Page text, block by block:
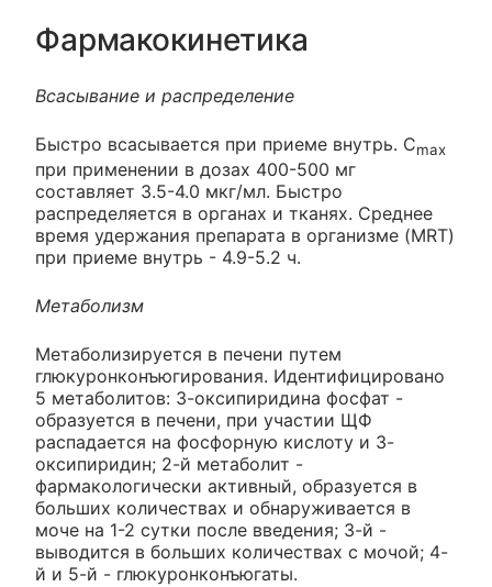
Фармакокинетика
Всасывание и распределение
Быстро всасывается при приеме внутрь. Cmax
при применении в дозах 400-500 мг
составляет 3.5-4.0 мкг/мл. Быстро
распределяется в органах и тканях. Среднее
время удержания препарата в организме (MRT)
при приеме внутрь - 4.9-5.2 ч.
Метаболизм
Метаболизируется в печени путем
глюкуронконъюгирования. Идентифицировано
5 метаболитов: 3-оксипиридина фосфат -
образуется в печени, при участии ЩФ
распадается на фосфорную кислоту и 3-
оксипиридин; 2-й метаболит -
фармакологически активный, образуется в
больших количествах и обнаруживается в
моче на 1-2 сутки после введения; 3-й -
выводится в больших количествах с мочой; 4-
й и 5-й - глюкуронконъюгаты.